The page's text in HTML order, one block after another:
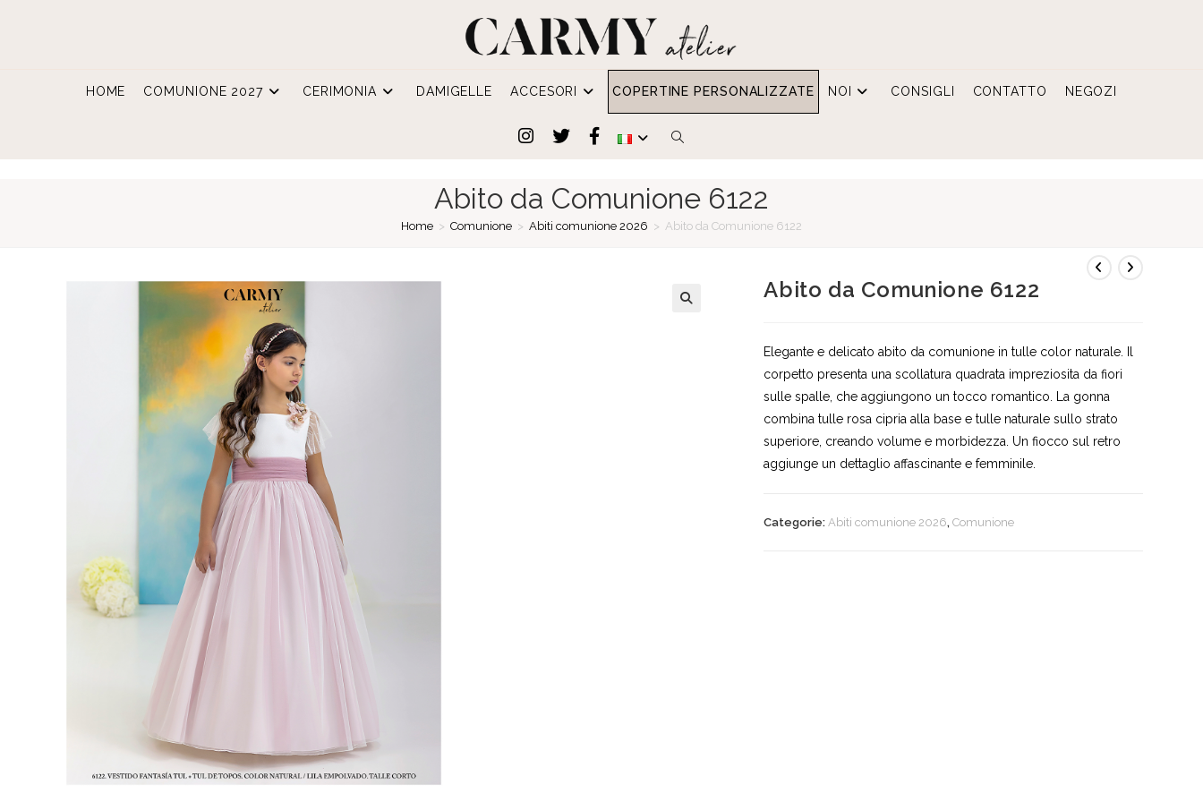
HOME COMUNIONE 2027 CERIMONIA DAMIGELLE ACCESORI COPERTINE PERSONALIZZATE NOI CONSIGLI CONTATTO NEGOZI
ATTIVA/DISATTIVA
RICERCA
SITO
Abito da Comunione 6122
Home > Comunione > Abiti comunione 2026 > Abito da Comunione 6122
Abito da Comunione 6122
Elegante e delicato abito da comunione in tulle color naturale. Il
corpetto presenta una scollatura quadrata impreziosita da fiori
sulle spalle, che aggiungono un tocco romantico. La gonna
combina tulle rosa cipria alla base e tulle naturale sullo strato
superiore, creando volume e morbidezza. Un fiocco sul retro
aggiunge un dettaglio affascinante e femminile.
Categorie:Abiti comunione 2026,Comunione